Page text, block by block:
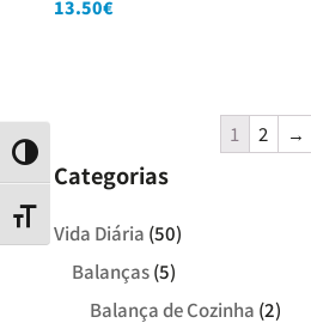
Contraste
Tamanho da letra
13.50€
1 2 →
Categorias
Vida Diária (50)
Balanças (5)
Balança de Cozinha (2)